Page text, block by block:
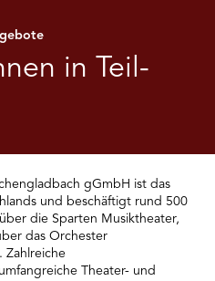
in Teil-
gGmbH ist das
und beschäftigt rund 500
die Sparten Musiktheater,
das Orchester
Zahlreiche
Theater- und